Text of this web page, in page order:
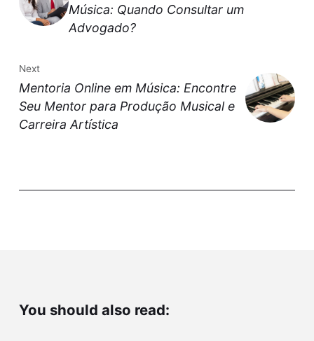
Música: Quando Consultar um
Advogado?
Next
Mentoria Online em Música: Encontre
Seu Mentor para Produção Musical e
Carreira Artística
You should also read: